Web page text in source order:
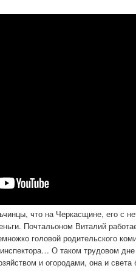
что на Черкасщине, его с
Почтальоном Виталий
головой родительского
О таком трудовом
и огородами, она и света